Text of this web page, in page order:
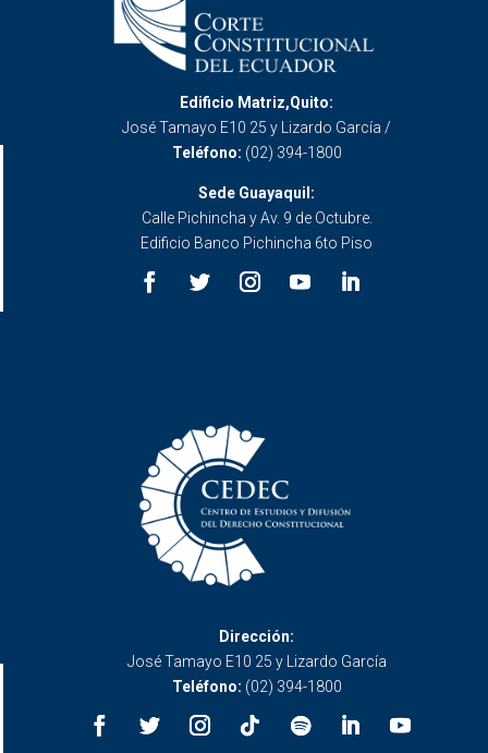
Edificio Matriz,Quito:
José Tamayo E10 25 y Lizardo García /
Teléfono: (02) 394-1800
Sede Guayaquil:
Calle Pichincha y Av. 9 de Octubre.
Edificio Banco Pichincha 6to Piso
Dirección:
José Tamayo E10 25 y Lizardo García
Teléfono: (02) 394-1800